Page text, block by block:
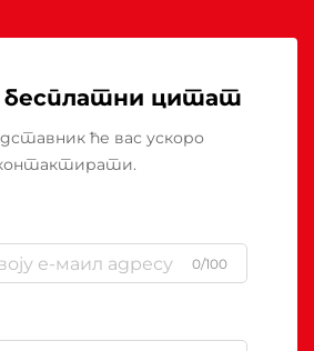
бесплатни цитат
ће вас ускоро
0/100